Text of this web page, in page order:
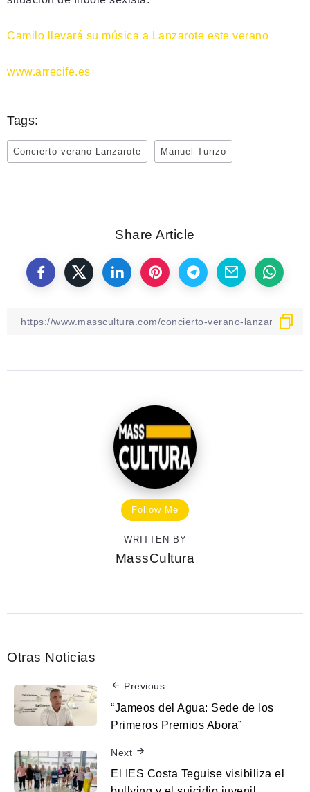
Camilo llevará su música a Lanzarote este verano
www.arrecife.es
Tags:
Concierto verano Lanzarote Manuel Turizo
Share Article
Follow Me
WRITTEN BY
MassCultura
Otras Noticias
Previous
“Jameos del Agua: Sede de los
Primeros Premios Abora”
Next
El IES Costa Teguise visibiliza el